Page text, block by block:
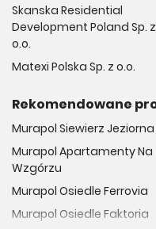
Skanska Residential
Development Poland Sp. z
o.o.
Matexi Polska Sp. z o.o.
Rekomendowane
Murapol Siewierz Jeziorna
Murapol Apartamenty Na
Wzgórzu
Murapol Osiedle Ferrovia
Murapol Osiedle Faktoria